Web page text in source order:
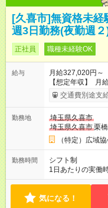
[久喜市]無資格未経
週3日勤務(夜勤週
正社員 職種未経験OK
給与
月給327,020円～
【想定年収】 月
あり 51万2720
給） ・給与は月
支給（高速道路代・ガソリン代）
用期間の長さ：4
分があります。
給 305,090円以上
交通費別途支
勤務地
埼玉県久喜市
埼玉県久喜市栗
（特定）広域
勤務時間
シフト制
1日あたりの実働
２日) （日勤・夜
21:00～9:00（実
気になる！